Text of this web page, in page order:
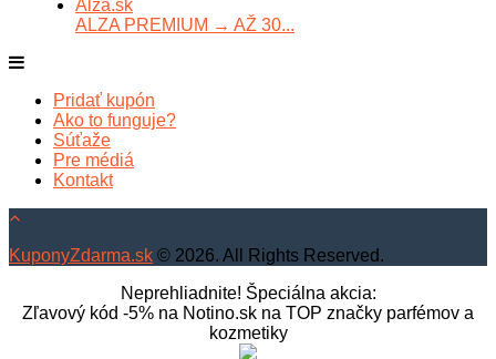
ALZA PREMIUM → AŽ 30...
Pridať kupón
Ako to funguje?
Súťaže
Pre médiá
Kontakt
KuponyZdarma.sk © 2026. All Rights Reserved.
Neprehliadnite! Špeciálna akcia:
Zľavový kód -5% na Notino.sk na TOP značky parfémov a
kozmetiky